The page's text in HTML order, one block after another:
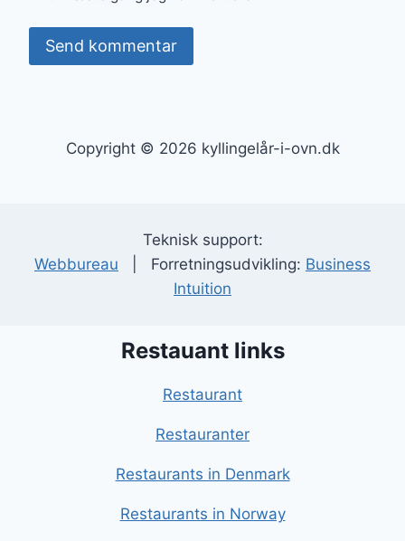
Copyright © 2026 kyllingelår-i-ovn.dk
Teknisk support:
Webbureau | Forretningsudvikling: Business
Intuition
Restauant links
Restaurant
Restauranter
Restaurants in Denmark
Restaurants in Norway